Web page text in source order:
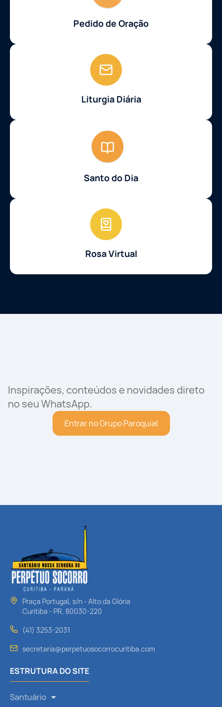
Pedido de Oração
Liturgia Diária
Santo do Dia
Rosa Virtual
Inspirações, conteúdos e novidades direto
no seu WhatsApp.
Entrar no Grupo Paroquial
Praça Portugal, s/n - Alto da Glória
Curitiba - PR, 80030-220
(41) 3253-2031
secretaria@perpetuosocorrocuritiba.com
ESTRUTURA DO SITE
Santuário